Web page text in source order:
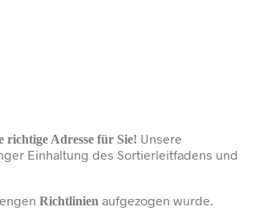
Adresse für Sie! Unsere
Einhaltung des Sortierleitfadens und
Richtlinien aufgezogen wurde.